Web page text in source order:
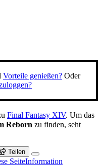
Vorteile genießen? Oder
Final Fantasy XIV. Um das
Reborn zu finden, seht
Teilen
SeiteInformation